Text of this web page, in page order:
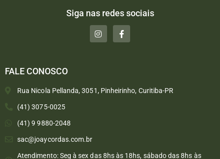
Siga nas redes sociais
FALE CONOSCO
Rua Nicola Pellanda, 3051, Pinheirinho, Curitiba-PR
(41) 3075-0025
(41) 9 9880-2048
sac@joaycordas.com.br
Atendimento: Seg à sex das 8hs às 18hs, sábado das 8hs às